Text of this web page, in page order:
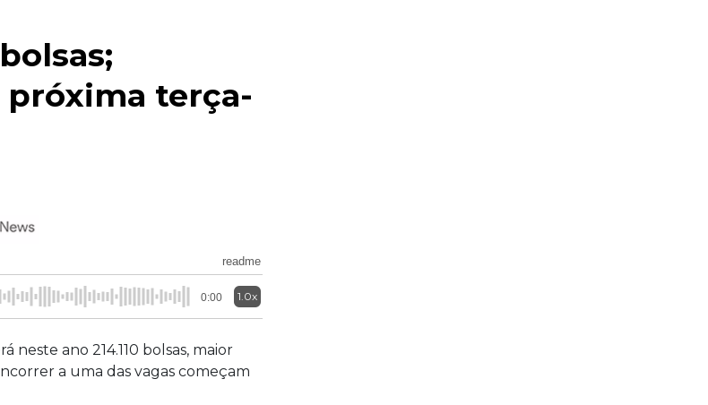
terça-
readme
0:00 1.0x
neste ano 214.110 bolsas, maior
a uma das vagas começam